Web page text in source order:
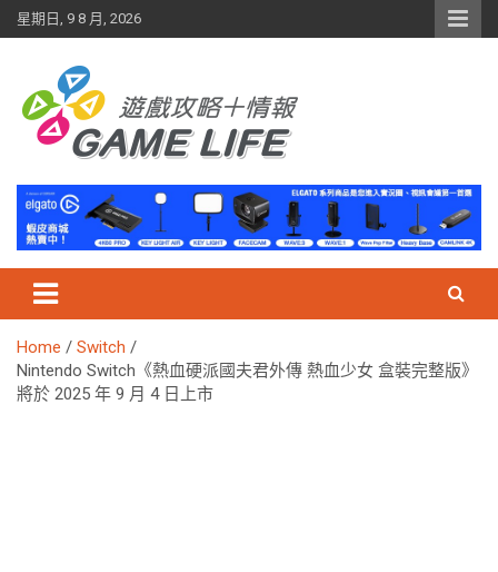
Skip
to
星期日, 9 8 月, 2026
Home
Switch
Nintendo Switch《熱血硬派國夫君外傳 熱血少女 盒裝完整版》
將於 2025 年 9 月 4 日上市